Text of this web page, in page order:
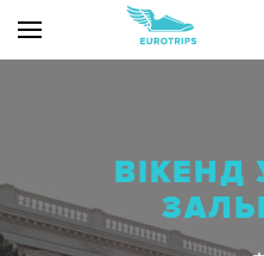
або оберіть один/
ВІКЕНД